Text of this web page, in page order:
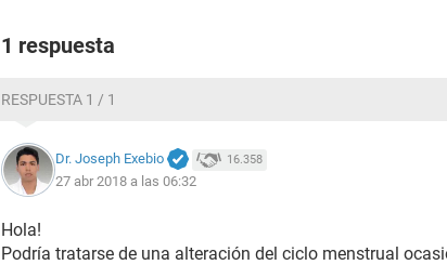
1 respuesta
RESPUESTA 1 / 1
Dr. Joseph Exebio 16.358
27 abr 2018 a las 06:32
Hola!
Podría tratarse de una alteración del ciclo menstrual